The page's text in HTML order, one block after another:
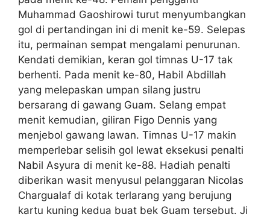
Muhammad Gaoshirowi turut menyumbangkan
gol di pertandingan ini di menit ke-59. Selepas
itu, permainan sempat mengalami penurunan.
Kendati demikian, keran gol timnas U-17 tak
berhenti. Pada menit ke-80, Habil Abdillah
yang melepaskan umpan silang justru
bersarang di gawang Guam. Selang empat
menit kemudian, giliran Figo Dennis yang
menjebol gawang lawan. Timnas U-17 makin
memperlebar selisih gol lewat eksekusi penalti
Nabil Asyura di menit ke-88. Hadiah penalti
diberikan wasit menyusul pelanggaran Nicolas
Chargualaf di kotak terlarang yang berujung
kartu kuning kedua buat bek Guam tersebut. Ji